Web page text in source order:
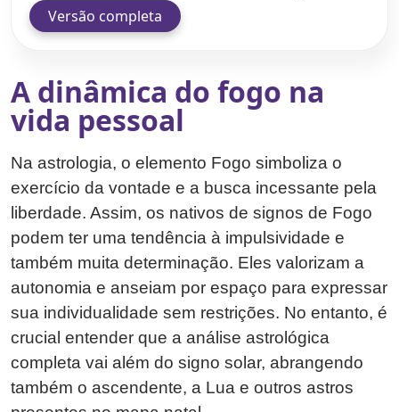
Versão completa
A dinâmica do fogo na
vida pessoal
Na astrologia, o elemento Fogo simboliza o
exercício da vontade e a busca incessante pela
liberdade. Assim, os nativos de signos de Fogo
podem ter uma tendência à impulsividade e
também muita determinação. Eles valorizam a
autonomia e anseiam por espaço para expressar
sua individualidade sem restrições. No entanto, é
crucial entender que a análise astrológica
completa vai além do signo solar, abrangendo
também o ascendente, a Lua e outros astros